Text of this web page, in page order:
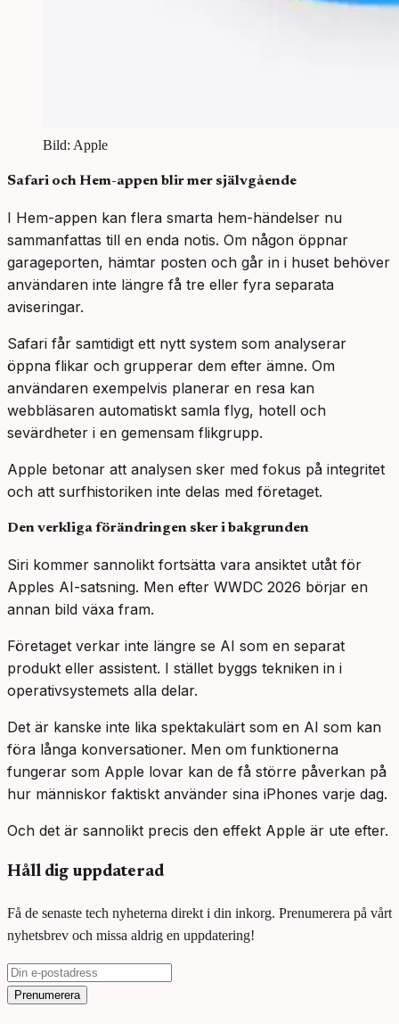
Bild: Apple
Safari och Hem-appen blir mer självgående
I Hem-appen kan flera smarta hem-händelser nu
sammanfattas till en enda notis. Om någon öppnar
garageporten, hämtar posten och går in i huset behöver
användaren inte längre få tre eller fyra separata
aviseringar.
Safari får samtidigt ett nytt system som analyserar
öppna flikar och grupperar dem efter ämne. Om
användaren exempelvis planerar en resa kan
webbläsaren automatiskt samla flyg, hotell och
sevärdheter i en gemensam flikgrupp.
Apple betonar att analysen sker med fokus på integritet
och att surfhistoriken inte delas med företaget.
Den verkliga förändringen sker i bakgrunden
Siri kommer sannolikt fortsätta vara ansiktet utåt för
Apples AI-satsning. Men efter WWDC 2026 börjar en
annan bild växa fram.
Företaget verkar inte längre se AI som en separat
produkt eller assistent. I stället byggs tekniken in i
operativsystemets alla delar.
Det är kanske inte lika spektakulärt som en AI som kan
föra långa konversationer. Men om funktionerna
fungerar som Apple lovar kan de få större påverkan på
hur människor faktiskt använder sina iPhones varje dag.
Och det är sannolikt precis den effekt Apple är ute efter.
Håll dig uppdaterad
Få de senaste tech nyheterna direkt i din inkorg. Prenumerera på vårt
nyhetsbrev och missa aldrig en uppdatering!
Prenumerera